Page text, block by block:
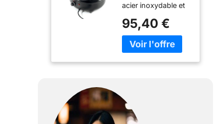
acier inoxydable et
charnière Pancartes
magnétiques
incluses Fabriqué
95,40 €